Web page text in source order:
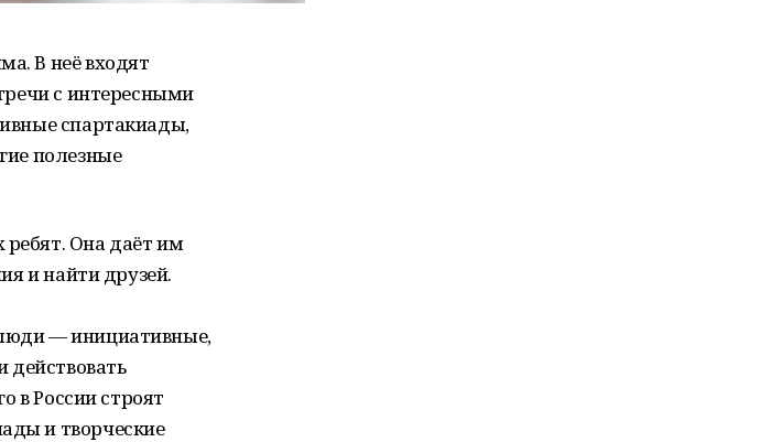
В неё входят
с интересными
спартакиады,
полезные
Она даёт им
и найти друзей.
— инициативные,
действовать
в России строят
и творческие